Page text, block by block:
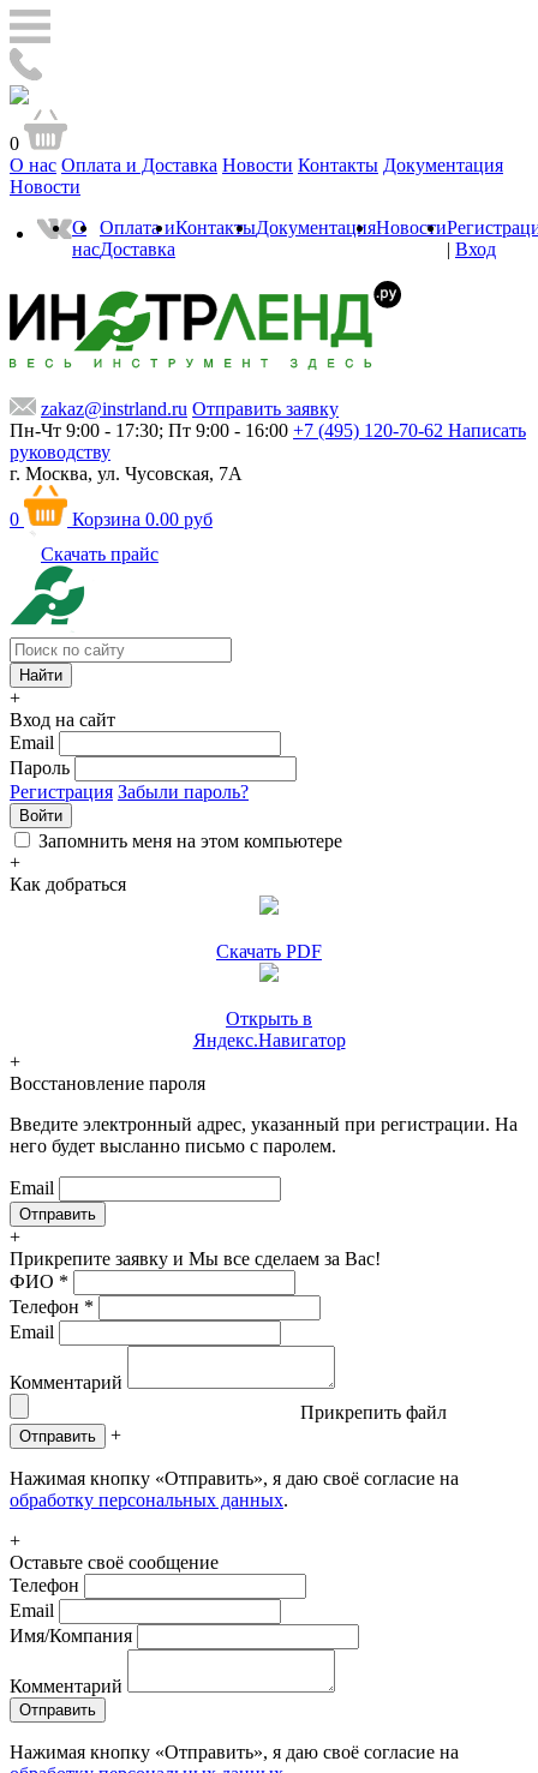
0
О нас Оплата и Доставка Новости Контакты Документация
Новости
О
нас
Оплата и
Доставка
КонтактыДокументацияНовости
| Вход
zakaz@instrland.ru Отправить заявку
Пн-Чт 9:00 - 17:30; Пт 9:00 - 16:00 +7 (495) 120-70-62 Написать
руководству
г. Москва, ул. Чусовская, 7А
0 Корзина 0.00 руб
Скачать прайс
+
Вход на сайт
Email
Пароль
Регистрация Забыли пароль?
Войти
Запомнить меня на этом компьютере
+
Как добраться
Скачать PDF
Открыть в
Яндекс.Навигатор
+
Восстановление пароля
Введите электронный адрес, указанный при регистрации. На
него будет высланно письмо с паролем.
Email
+
Прикрепите заявку и Мы все сделаем за Вас!
ФИО *
Телефон *
Email
Комментарий
Прикрепить файл
Отправить +
Нажимая кнопку «Отправить», я даю своё согласие на
обработку персональных данных.
+
Оставьте своё сообщение
Телефон
Email
Имя/Компания
Комментарий
Отправить
Нажимая кнопку «Отправить», я даю своё согласие на